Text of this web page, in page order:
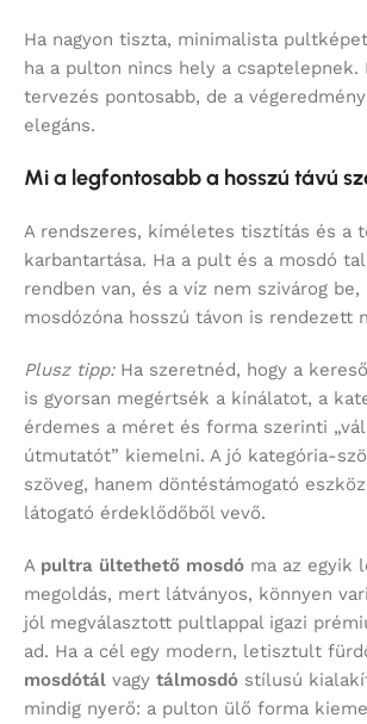
Ha nagyon tiszta, minimalista
ha a pulton nincs hely a csaptelepnek.
tervezés pontosabb, de a
elegáns.
Mi a legfontosabb a hosszú távú
A rendszeres, kíméletes tisztítás és a
karbantartása. Ha a pult és a mosdó
rendben van, és a víz nem szivárog be,
mosdózóna hosszú távon is rendezett
Plusz tipp:Ha szeretnéd, hogy a
is gyorsan megértsék a kínálatot, a
érdemes a méret és forma szerinti
útmutatót” kiemelni. A jó kategória-
szöveg, hanem döntéstámogató
látogató érdeklődőből vevő.
A pultra ültethető mosdó ma az egyik
megoldás, mert látványos, könnyen
jól megválasztott pultlappal igazi
ad. Ha a cél egy modern, letisztult
mosdótál vagy tálmosdó stílusú
mindig nyerő: a pulton ülő forma